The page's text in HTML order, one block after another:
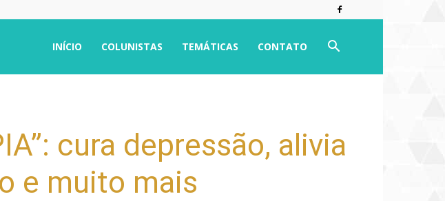
INÍCIO COLUNISTAS TEMÁTICAS CONTATO
cura depressão, alivia
e muito mais